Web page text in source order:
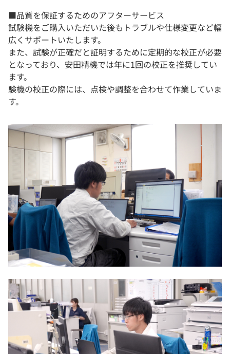
■品質を保証するためのアフターサービス
試験機をご購入いただいた後もトラブルや仕様変更など幅
広くサポートいたします。
また、試験が正確だと証明するために定期的な校正が必要
となっており、安田精機では年に1回の校正を推奨してい
ます。
験機の校正の際には、点検や調整を合わせて作業していま
す。